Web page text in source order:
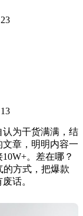
23
13
认为干货满满，结
章，明明内容一
。差在哪？
的方式，把爆款
话。